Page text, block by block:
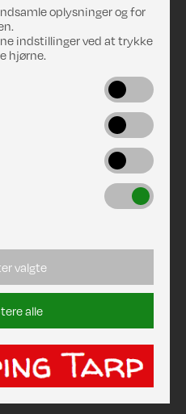
oplysninger og for
indstillinger ved at trykke
hjørne.
valgte
alle